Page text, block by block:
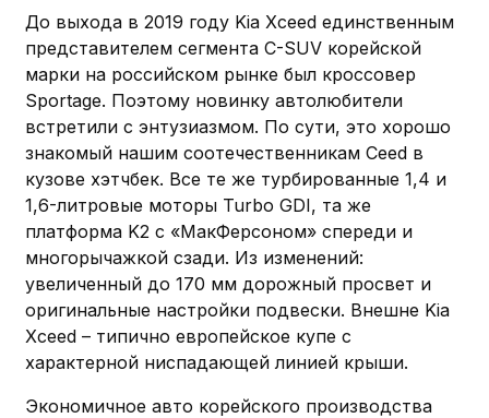
До выхода в 2019 году Kia Xceed единственным
представителем сегмента C-SUV корейской
марки на российском рынке был кроссовер
Sportage. Поэтому новинку автолюбители
встретили с энтузиазмом. По сути, это хорошо
знакомый нашим соотечественникам Ceed в
кузове хэтчбек. Все те же турбированные 1,4 и
1,6-литровые моторы Turbo GDI, та же
платформа K2 с «МакФерсоном» спереди и
многорычажкой сзади. Из изменений:
увеличенный до 170 мм дорожный просвет и
оригинальные настройки подвески. Внешне Kia
Xceed – типично европейское купе с
характерной ниспадающей линией крыши.
Экономичное авто корейского производства